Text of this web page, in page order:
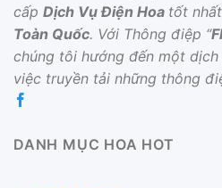
cấp Dịch Vụ Điện Hoa tốt
Toàn Quốc. Với Thông điệp “
chúng tôi hướng đến một
việc truyền tải những thông
DANH MỤC HOA HOT